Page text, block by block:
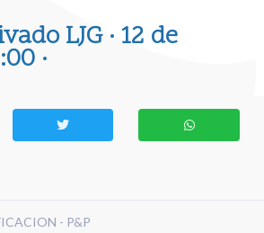
LJG · 12 de
·
- P&P